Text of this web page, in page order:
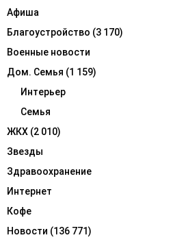
Афиша
Благоустройство (3 170)
Военные новости
Дом. Семья (1 159)
Интерьер
Семья
ЖКХ (2 010)
Звезды
Здравоохранение
Интернет
Кофе
Новости (136 771)